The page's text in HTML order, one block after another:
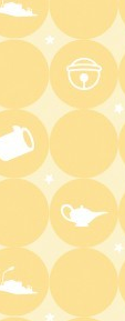
熱闘甲
る。
And
よる
アメト